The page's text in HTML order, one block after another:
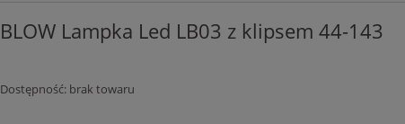
BLOW Lampka Led LB03 z klipsem 44-143
Dostępność: brak towaru